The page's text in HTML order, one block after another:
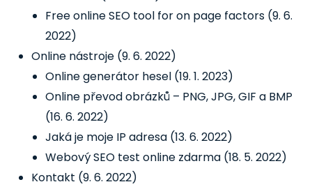
Free online SEO tool for on page factors (9. 6.
2022)
Online nástroje (9. 6. 2022)
Online generátor hesel (19. 1. 2023)
Online převod obrázků – PNG, JPG, GIF a BMP
(16. 6. 2022)
Jaká je moje IP adresa (13. 6. 2022)
Webový SEO test online zdarma (18. 5. 2022)
Kontakt (9. 6. 2022)